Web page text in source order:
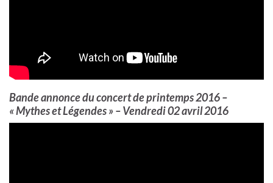
Bande annonce du concert de printemps 2016 –
« Mythes et Légendes » – Vendredi 02 avril 2016